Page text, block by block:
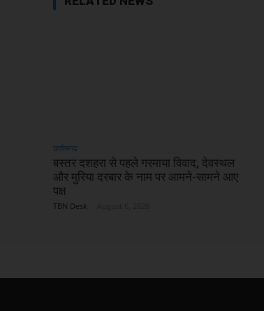
छत्तीसगढ़
बस्तर दशहरा से पहले गरमाया विवाद, देवस्थल
और मुरिया दरबार के नाम पर आमने-सामने आए
पक्ष
TBN Desk